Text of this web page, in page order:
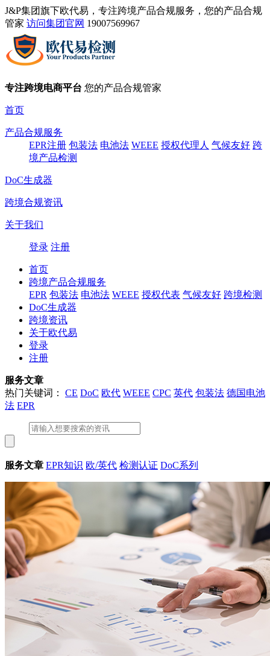
J&P集团旗下欧代易，专注跨境产品合规服务，您的产品合规
管家 访问集团官网 19007569967
专注跨境电商平台 您的产品合规管家
首页
产品合规服务
EPR注册 包装法 电池法 WEEE 授权代理人 气候友好 跨
境产品检测
DoC生成器
跨境合规资讯
关于我们
登录 注册
首页
跨境产品合规服务
EPR 包装法 电池法 WEEE 授权代表 气候友好 跨境检测
DoC生成器
跨境资讯
关于欧代易
登录
注册
服务文章
热门关键词： CE DoC 欧代 WEEE CPC 英代 包装法 德国电池
法 EPR
服务文章 EPR知识 欧/英代 检测认证 DoC系列